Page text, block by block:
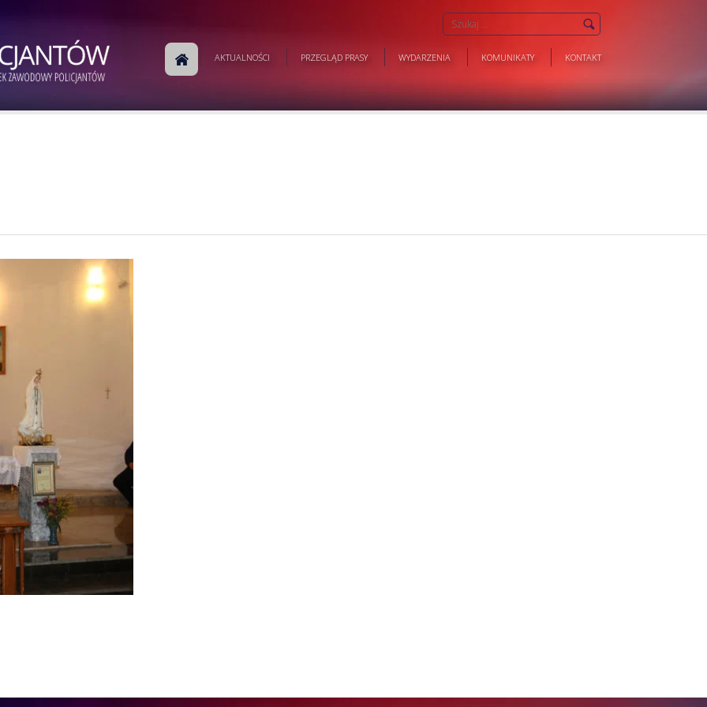
AKTUALNOŚCI PRZEGLĄD PRASY WYDARZENIA KOMUNIKATY KONTAKT